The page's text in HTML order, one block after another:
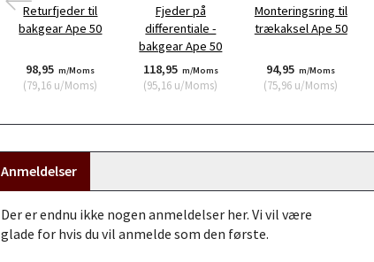
Returfjeder til
bakgear Ape 50
98,95 m/Moms
(79,16 u/Moms)
Fjeder på
differentiale -
bakgear Ape 50
118,95 m/Moms
(95,16 u/Moms)
Monteringsring til
trækaksel Ape 50
94,95 m/Moms
(75,96 u/Moms)
Anmeldelser
Der er endnu ikke nogen anmeldelser her. Vi vil være
glade for hvis du vil anmelde som den første.